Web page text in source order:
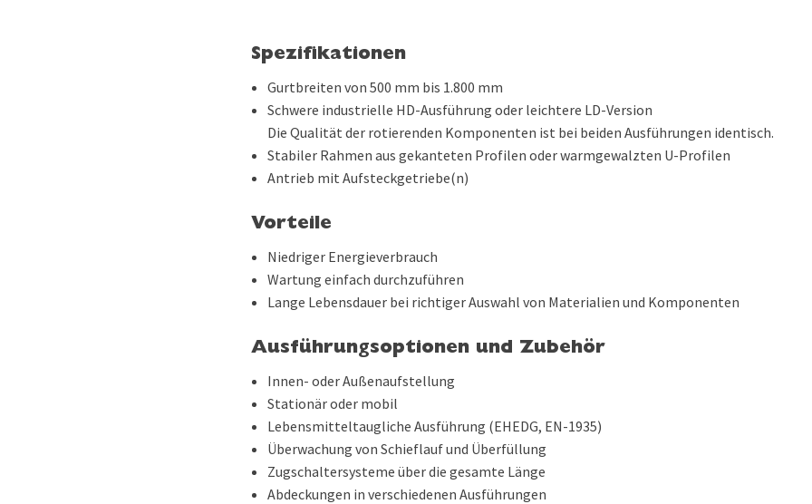
Spezifikationen
Gurtbreiten von 500 mm bis 1.800 mm
Schwere industrielle HD-Ausführung oder leichtere LD-Version
Die Qualität der rotierenden Komponenten ist bei beiden Ausführungen identisch.
Stabiler Rahmen aus gekanteten Profilen oder warmgewalzten U-Profilen
Antrieb mit Aufsteckgetriebe(n)
Vorteile
Niedriger Energieverbrauch
Wartung einfach durchzuführen
Lange Lebensdauer bei richtiger Auswahl von Materialien und Komponenten
Ausführungsoptionen und Zubehör
Innen- oder Außenaufstellung
Stationär oder mobil
Lebensmitteltaugliche Ausführung (EHEDG, EN-1935)
Überwachung von Schieflauf und Überfüllung
Zugschaltersysteme über die gesamte Länge
Abdeckungen in verschiedenen Ausführungen